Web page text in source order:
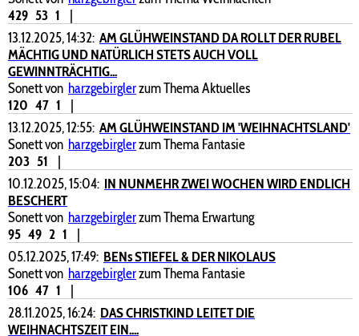
429 53 1
|
13.12.2025, 14:32: AM GLÜHWEINSTAND DA ROLLT DER RUBEL
MÄCHTIG UND NATÜRLICH STETS AUCH VOLL
GEWINNTRÄCHTIG...
Sonett von harzgebirglerzum Thema Aktuelles
120 47 1
|
13.12.2025, 12:55: AM GLÜHWEINSTAND IM 'WEIHNACHTSLAND'
Sonett von harzgebirglerzum Thema Fantasie
203 51
|
10.12.2025, 15:04: IN NUNMEHR ZWEI WOCHEN WIRD ENDLICH
BESCHERT
Sonett von harzgebirglerzum Thema Erwartung
95 49 2 1
|
05.12.2025, 17:49: BENs STIEFEL & DER NIKOLAUS
Sonett von harzgebirglerzum Thema Fantasie
106 47 1
|
28.11.2025, 16:24: DAS CHRISTKIND LEITET DIE
WEIHNACHTSZEIT EIN....